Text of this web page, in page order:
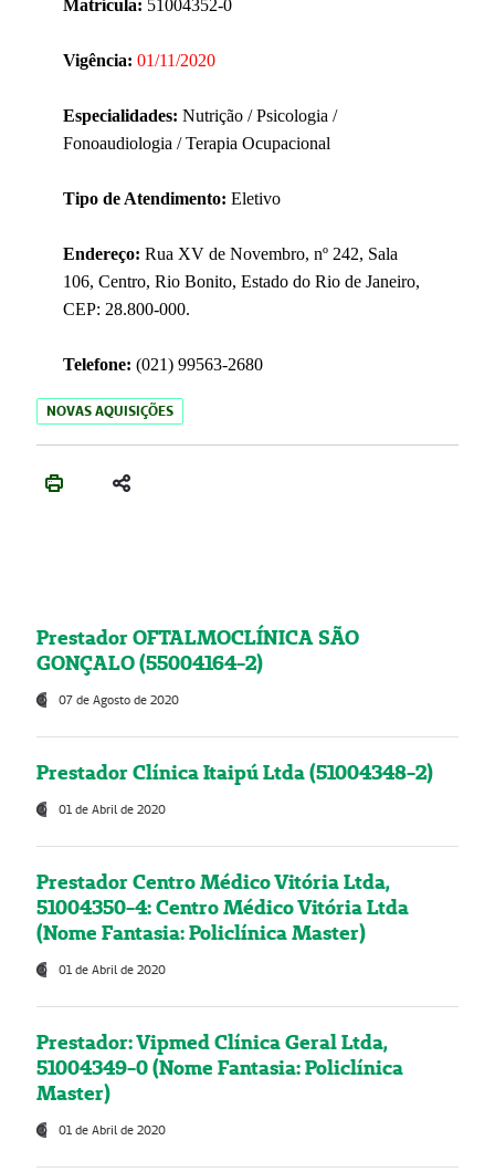
Matrícula: 51004352-0
Vigência: 01/11/2020
Especialidades: Nutrição / Psicologia /
Fonoaudiologia / Terapia Ocupacional
Tipo de Atendimento: Eletivo
Endereço: Rua XV de Novembro, nº 242, Sala
106, Centro, Rio Bonito, Estado do Rio de Janeiro,
CEP: 28.800-000.
Telefone: (021) 99563-2680
NOVAS AQUISIÇÕES
Prestador OFTALMOCLÍNICA SÃO
GONÇALO (55004164-2)
07 de Agosto de 2020
Prestador Clínica Itaipú Ltda (51004348-2)
01 de Abril de 2020
Prestador Centro Médico Vitória Ltda,
51004350-4: Centro Médico Vitória Ltda
(Nome Fantasia: Policlínica Master)
01 de Abril de 2020
Prestador: Vipmed Clínica Geral Ltda,
51004349-0 (Nome Fantasia: Policlínica
Master)
01 de Abril de 2020